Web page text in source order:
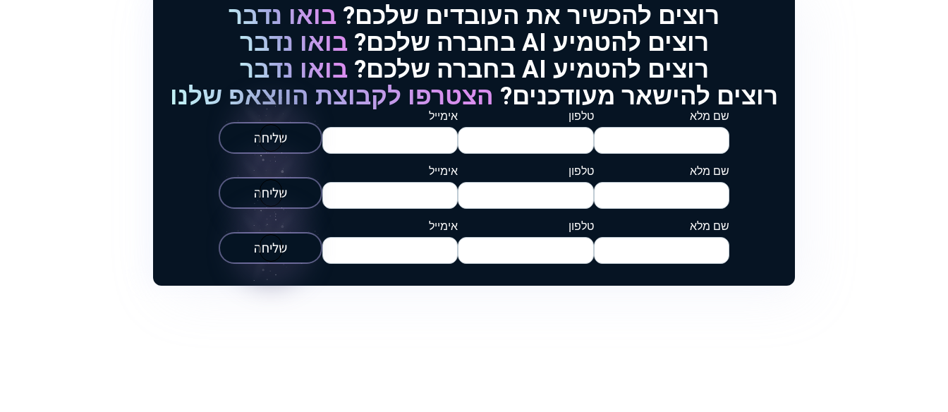
רוצים להכשיר את העובדים שלכם? בואו נדבר
רוצים להטמיע AI בחברה שלכם?
בואו נדבר
רוצים להטמיע AI בחברה שלכם?
בואו נדבר
רוצים להישאר מעודכנים? הצטרפו לקבוצת הווצאפ שלנו
שם מלא טלפון אימייל
שליחה
שם מלא טלפון אימייל
שליחה
שם מלא טלפון אימייל
שליחה